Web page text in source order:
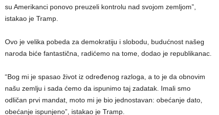
su Amerikanci ponovo preuzeli kontrolu nad svojom zemljom”,
istakao je Tramp.
Ovo je velika pobeda za demokratiju i slobodu, budućnost našeg
naroda biće fantastična, radićemo na tome, dodao je republikanac.
“Bog mi je spasao život iz određenog razloga, a to je da obnovim
našu zemlju i sada ćemo da ispunimo taj zadatak. Imali smo
odličan prvi mandat, moto mi je bio jednostavan: obećanje dato,
obećanje ispunjeno”, istakao je Tramp.